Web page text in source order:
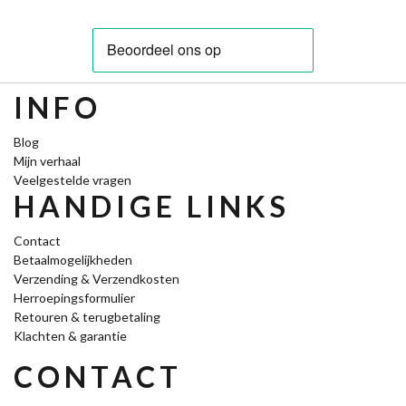
heeft
meerdere
Deze
op
de
productpagina
INFO
Blog
Mijn verhaal
Veelgestelde vragen
HANDIGE LINKS
Contact
Betaalmogelijkheden
Verzending & Verzendkosten
Herroepingsformulier
Retouren & terugbetaling
Klachten & garantie
CONTACT